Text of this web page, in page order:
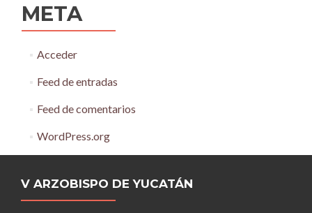
META
Acceder
Feed de entradas
Feed de comentarios
WordPress.org
V ARZOBISPO DE YUCATÁN